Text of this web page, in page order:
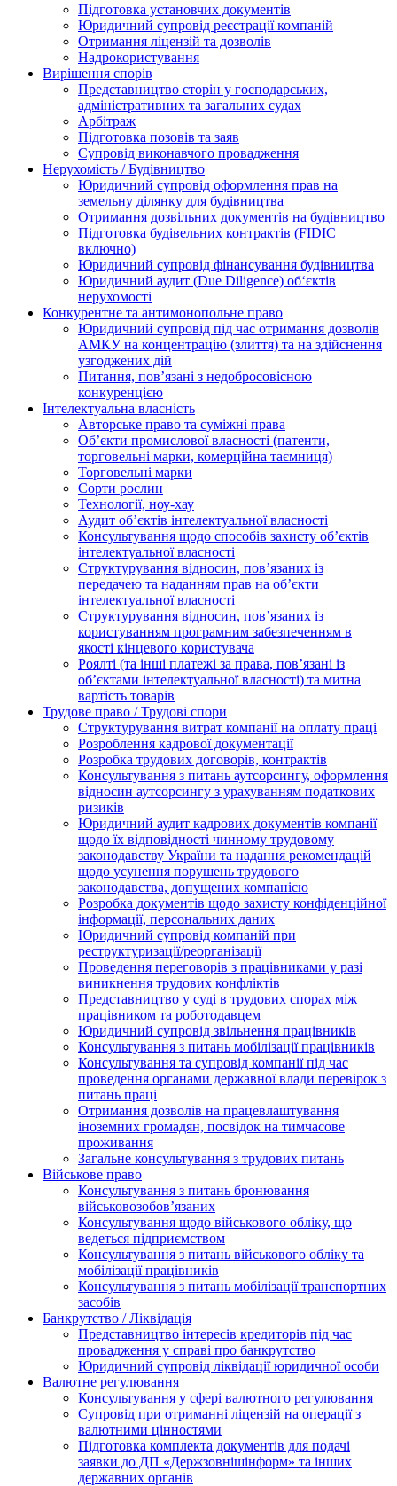
Підготовка установчих документів
Юридичний супровід реєстрації компаній
Отримання ліцензій та дозволів
Надрокористування
Вирішення спорів
Представництво сторін у господарських,
адміністративних та загальних судах
Арбітраж
Підготовка позовів та заяв
Супровід виконавчого провадження
Нерухомість / Будівництво
Юридичний супровід оформлення прав на
земельну ділянку для будівництва
Отримання дозвільних документів на будівництво
Підготовка будівельних контрактів (FIDIC
включно)
Юридичний супровід фінансування будівництва
Юридичний аудит (Due Diligence) об‘єктів
нерухомості
Конкурентне та антимонопольне право
Юридичний супровід під час отримання дозволів
АМКУ на концентрацію (злиття) та на здійснення
узгоджених дій
Питання, пов’язані з недобросовісною
конкуренцією
Інтелектуальна власність
Авторське право та суміжні права
Oб’єкти промислової власності (патенти,
торговельні марки, комерційна таємниця)
Торговельні марки
Сорти рослин
Технології, ноу-хау
Аудит об’єктів інтелектуальної власності
Консультування щодо способів захисту об’єктів
інтелектуальної власності
Структурування відносин, пов’язаних із
передачею та наданням прав на об’єкти
інтелектуальної власності
Структурування відносин, пов’язаних із
користуванням програмним забезпеченням в
якості кінцевого користувача
Роялті (та інші платежі за права, пов’язані із
об’єктами інтелектуальної власності) та митна
вартість товарів
Трудове право / Трудові спори
Cтруктурування витрат компанії на оплату праці
Розроблення кадрової документації
Розробка трудових договорів, контрактів
Консультування з питань аутсорсингу, оформлення
відносин аутсорсингу з урахуванням податкових
ризиків
Юридичний аудит кадрових документів компанії
щодо їх відповідності чинному трудовому
законодавству України та надання рекомендацій
щодо усунення порушень трудового
законодавства, допущених компанією
Розробка документів щодо захисту конфіденційної
інформації, персональних даних
Юридичний супровід компаній при
реструктуризації/реорганізації
Проведення переговорів з працівниками у разі
виникнення трудових конфліктів
Представництво у суді в трудових спорах між
працівником та роботодавцем
Юридичний супровід звільнення працівників
Консультування з питань мобілізації працівників
Консультування та супровід компанії під час
проведення органами державної влади перевірок з
питань праці
Отримання дозволів на працевлаштування
іноземних громадян, посвідок на тимчасове
проживання
Загальне консультування з трудових питань
Військове право
Консультування з питань бронювання
військовозобов’язаних
Консультування щодо військового обліку, що
ведеться підприємством
Консультування з питань військового обліку та
мобілізації працівників
Консультування з питань мобілізації транспортних
засобів
Банкрутство / Ліквідація
Представництво інтересів кредиторів під час
провадження у справі про банкрутство
Юридичний супровід ліквідації юридичної особи
Валютне регулювання
Консультування у сфері валютного регулювання
Супровід при отриманні ліцензій на операції з
валютними цінностями
Підготовка комплекта документів для подачі
заявки до ДП «Держзовнішінформ» та інших
державних органів